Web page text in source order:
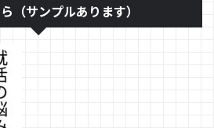
（サンプルあります）